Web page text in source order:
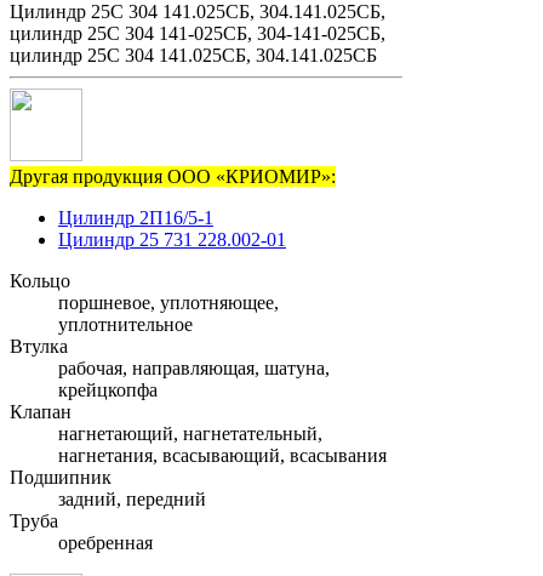
Цилиндр 25С 304 141.025СБ, 304.141.025СБ,
цилиндр 25С 304 141-025СБ, 304-141-025СБ,
цилиндр 25С 304 141.025СБ, 304.141.025СБ
Другая продукция ООО «КРИОМИР»:
Цилиндр 2П16/5-1
Цилиндр 25 731 228.002-01
Кольцо
поршневое, уплотняющее,
уплотнительное
Втулка
рабочая, направляющая, шатуна,
крейцкопфа
Клапан
нагнетающий, нагнетательный,
нагнетания, всасывающий, всасывания
Подшипник
задний, передний
Труба
оребренная